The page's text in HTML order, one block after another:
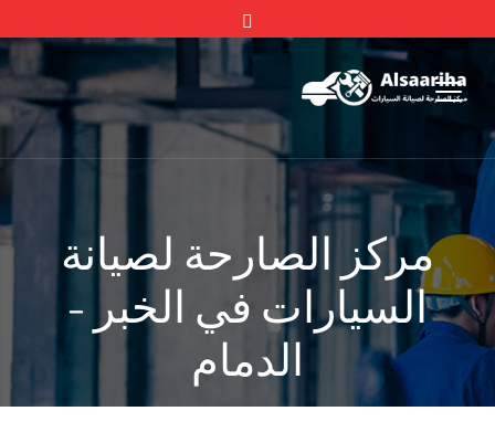
مركز الصارحة لصيانة
السيارات في الخبر -
الدمام